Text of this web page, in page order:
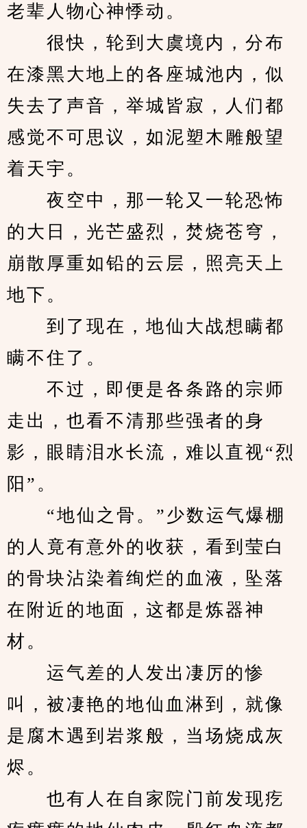
老辈人物心神悸动。
很快，轮到大虞境内，分布
在漆黑大地上的各座城池内，似
失去了声音，举城皆寂，人们都
感觉不可思议，如泥塑木雕般望
着天宇。
夜空中，那一轮又一轮恐怖
的大日，光芒盛烈，焚烧苍穹，
崩散厚重如铅的云层，照亮天上
地下。
到了现在，地仙大战想瞒都
瞒不住了。
不过，即便是各条路的宗师
走出，也看不清那些强者的身
影，眼睛泪水长流，难以直视“烈
阳”。
“地仙之骨。”少数运气爆棚
的人竟有意外的收获，看到莹白
的骨块沾染着绚烂的血液，坠落
在附近的地面，这都是炼器神
材。
运气差的人发出凄厉的惨
叫，被凄艳的地仙血淋到，就像
是腐木遇到岩浆般，当场烧成灰
烬。
也有人在自家院门前发现疙